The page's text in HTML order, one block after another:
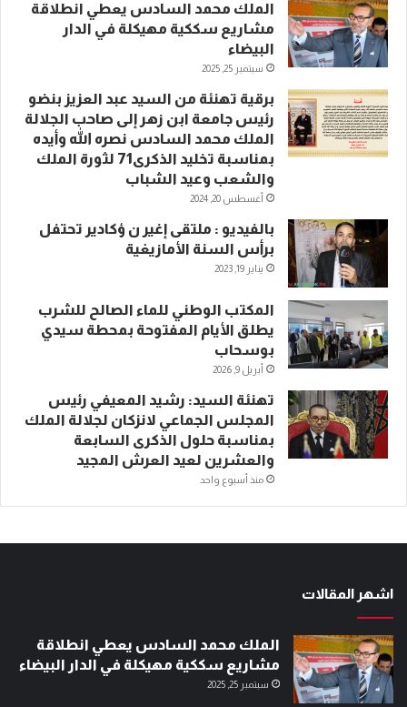
الملك محمد السادس يعطي انطلاقة
مشاريع سككية مهيكلة في الدار
البيضاء
سبتمبر 25, 2025
برقية تهنئة من السيد عبد العزيز بنضو
رئيس جامعة ابن زهر إلى صاحب الجلالة
الملك محمد السادس نصره الله وأيده
بمناسبة تخليد الذكرى71 لثورة الملك
والشعب وعيد الشباب
أغسطس 20, 2024
بالفيديو : ملتقى إغير ن ؤكادير تحتفل
برأس السنة الأمازيغية
يناير 19, 2023
المكتب الوطني للماء الصالح للشرب
يطلق الأيام المفتوحة بمحطة سيدي
بوسحاب
أبريل 9, 2026
تهنئة السيد: رشيد المعيفي رئيس
المجلس الجماعي لانزكان لجلالة الملك
بمناسبة حلول الذكرى السابعة
والعشرين لعيد العرش المجيد
منذ أسبوع واحد
اشهر المقالات
الملك محمد السادس يعطي انطلاقة
مشاريع سككية مهيكلة في الدار البيضاء
سبتمبر 25, 2025